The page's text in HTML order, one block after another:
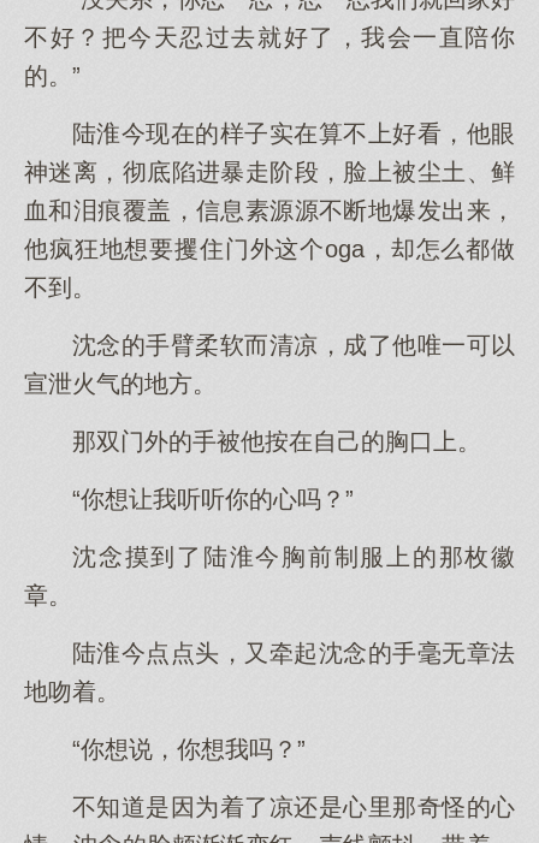
不好？把今天忍过去就好了，我会一直陪你
的。”
陆淮今现在的样子实在算不上好看，他眼
神迷离，彻底陷进暴走阶段，脸上被尘土、鲜
血和泪痕覆盖，信息素源源不断地爆发出来，
他疯狂地想要攫住门外这个oga，却怎么都做
不到。
沈念的手臂柔软而清凉，成了他唯一可以
宣泄火气的地方。
那双门外的手被他按在自己的胸口上。
“你想让我听听你的心吗？”
沈念摸到了陆淮今胸前制服上的那枚徽
章。
陆淮今点点头，又牵起沈念的手毫无章法
地吻着。
“你想说，你想我吗？”
不知道是因为着了凉还是心里那奇怪的心